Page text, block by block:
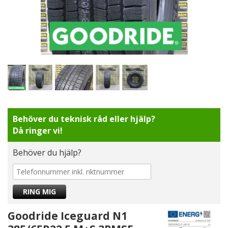
Behöver du teknisk råd eller hjälp?
Då ringer vi!
Behöver du hjälp?
Goodride Iceguard N1